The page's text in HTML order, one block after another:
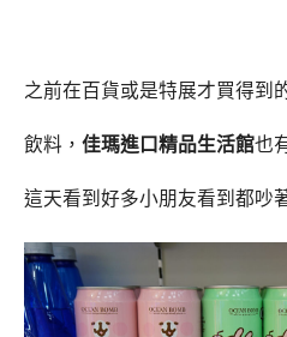
之前在百貨或是特展才買得到
飲料， 佳瑪進口精品生活館也
這天看到好多小朋友看到都吵